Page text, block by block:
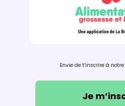
Envie de t’inscrire à
Je